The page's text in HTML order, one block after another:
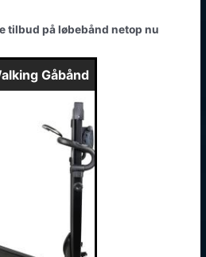
tilbud på løbebånd netop nu
Gåbånd